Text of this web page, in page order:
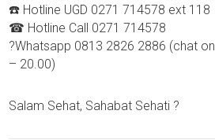
☎️ Hotline UGD 0271 714578 ext 118
☎ Hotline Call 0271 714578
?Whatsapp 0813 2826 2886 (chat
– 20.00)
Salam Sehat, Sahabat Sehati ?